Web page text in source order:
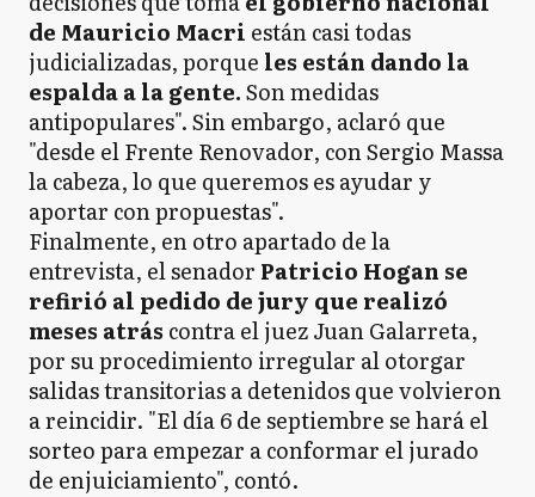
de Mauricio Macri están casi todas
judicializadas, porque les están dando la
espalda a la gente.Son medidas
antipopulares". Sin embargo, aclaró que
"desde el Frente Renovador, con Sergio Massa
la cabeza, lo que queremos es ayudar y
aportar con propuestas".
Finalmente, en otro apartado de la
entrevista, el senador Patricio Hogan se
refirió al pedido de jury que realizó
meses atrás contra el juez Juan Galarreta,
por su procedimiento irregular al otorgar
salidas transitorias a detenidos que volvieron
a reincidir. "El día 6 de septiembre se hará el
sorteo para empezar a conformar el jurado
de enjuiciamiento", contó.